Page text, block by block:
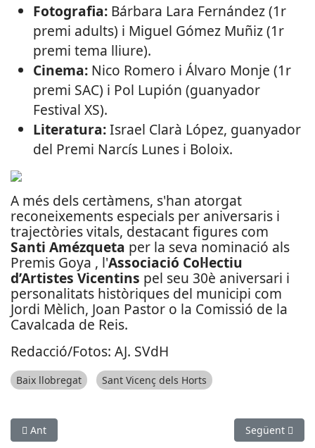
Fotografia: Bárbara Lara Fernández (1r
premi adults) i Miguel Gómez Muñiz (1r
premi tema lliure).
Cinema: Nico Romero i Álvaro Monje (1r
premi SAC) i Pol Lupión (guanyador
Festival XS).
Literatura:Israel Clarà López, guanyador
del Premi Narcís Lunes i Boloix.
A més dels certàmens, s'han atorgat
reconeixements especials per aniversaris i
trajectòries vitals, destacant figures com
Santi Amézqueta per la seva nominació als
Premis Goya , l'Associació Col·lectiu
d’Artistes Vicentins pel seu 30è aniversari i
personalitats històriques del municipi com
Jordi Mèlich, Joan Pastor o la Comissió de la
Cavalcada de Reis.
Redacció/Fotos: AJ. SVdH
Baix llobregat Sant Vicenç dels Horts
Article anterior: Viladecans viatja al segle XVIII per celebrar
Ant Article
Següent